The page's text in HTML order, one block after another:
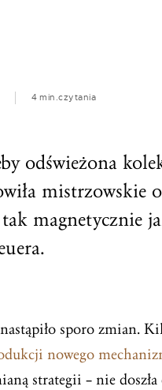
4 min.czytania
odświeżona
mistrzowskie
magnetycznie
sporo zmian.
nowego
strategii – nie